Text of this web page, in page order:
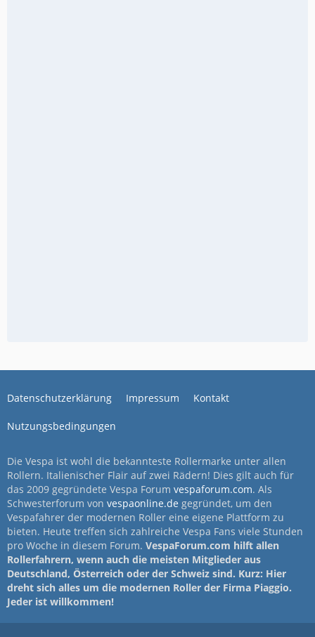
Datenschutzerklärung Impressum Kontakt
Nutzungsbedingungen
Die Vespa ist wohl die bekannteste Rollermarke unter allen
Rollern. Italienischer Flair auf zwei Rädern! Dies gilt auch für
das 2009 gegründete Vespa Forum vespaforum.com. Als
Schwesterforum von vespaonline.de gegründet, um den
Vespafahrer der modernen Roller eine eigene Plattform zu
bieten. Heute treffen sich zahlreiche Vespa Fans viele Stunden
pro Woche in diesem Forum. VespaForum.com hilft allen
Rollerfahrern, wenn auch die meisten Mitglieder aus
Deutschland, Österreich oder der Schweiz sind. Kurz: Hier
dreht sich alles um die modernen Roller der Firma Piaggio.
Jeder ist willkommen!